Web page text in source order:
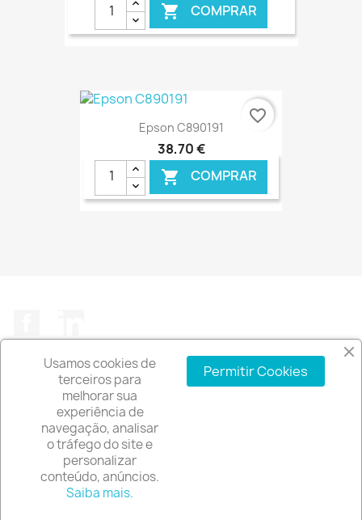
 COMPRAR
€ ONLINE
Epson C890191
38,70 €
 COMPRAR
favorite_border
A EMPRESA
INFORMAÇÃO DA LOJA
© 2026 - Software de comércio eletrónico por
Usamos cookies de
terceiros para
melhorar sua
experiência de
navegação, analisar
o tráfego do site e
personalizar
conteúdo, anúncios.
Saiba mais.
Permitir Cookies